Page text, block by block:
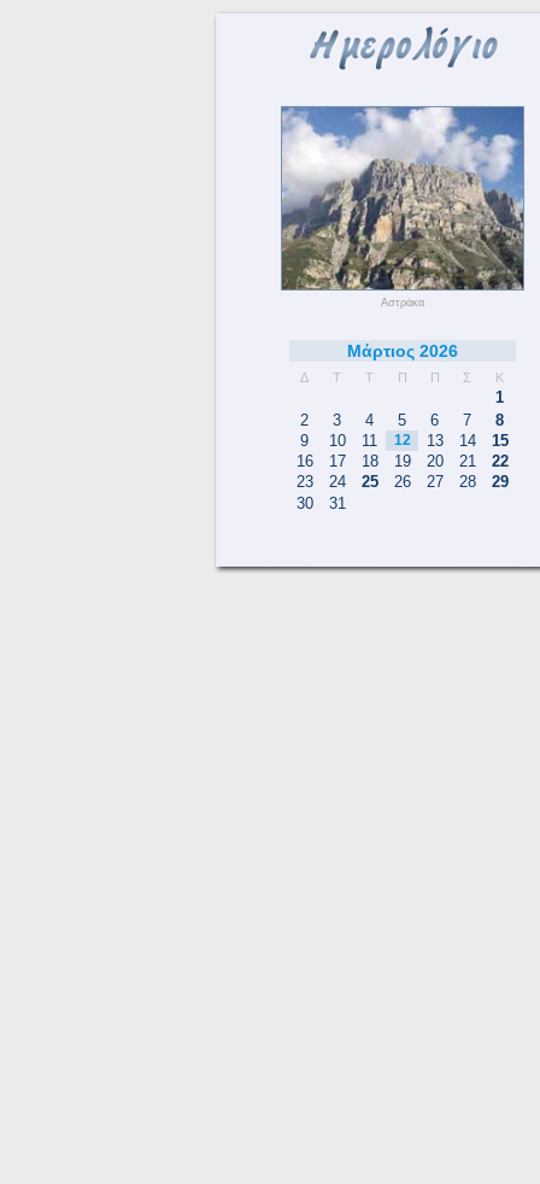
Αστράκα
Μάρτιος 2026
Δ Τ Τ Π Π Σ Κ
1
2
3 4 5 6 7
8
9
10 11 12 13 14
15
16
17 18 19 20 21
22
23
24 25 26 27 28
29
30
31